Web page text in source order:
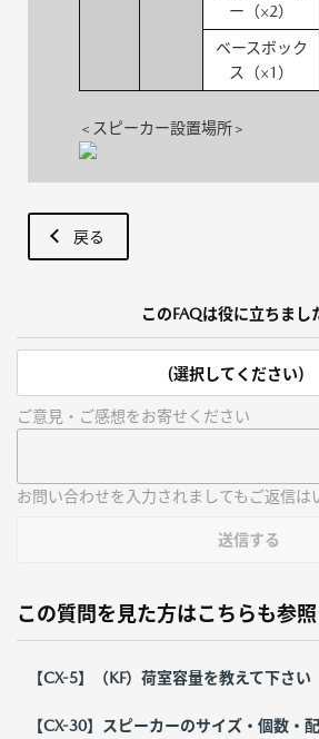
ー（×2）
ベースボック
ス（×1）
＜ スピーカー設置場所＞
戻る
このFAQは役に立ちまし
(選択してください)
ご意見・ご感想をお寄せください
お問い合わせを入力されましてもご返信は
送信する
この質問を見た方はこちらも参
【CX-5】（KF）荷室容量を教えて下さい
【CX-30】スピーカーのサイズ・個数・